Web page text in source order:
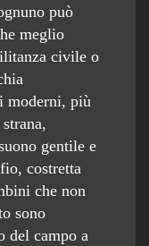
può
meglio
civile o
moderni, più
gentile e
costretta
che non
sono
del campo a